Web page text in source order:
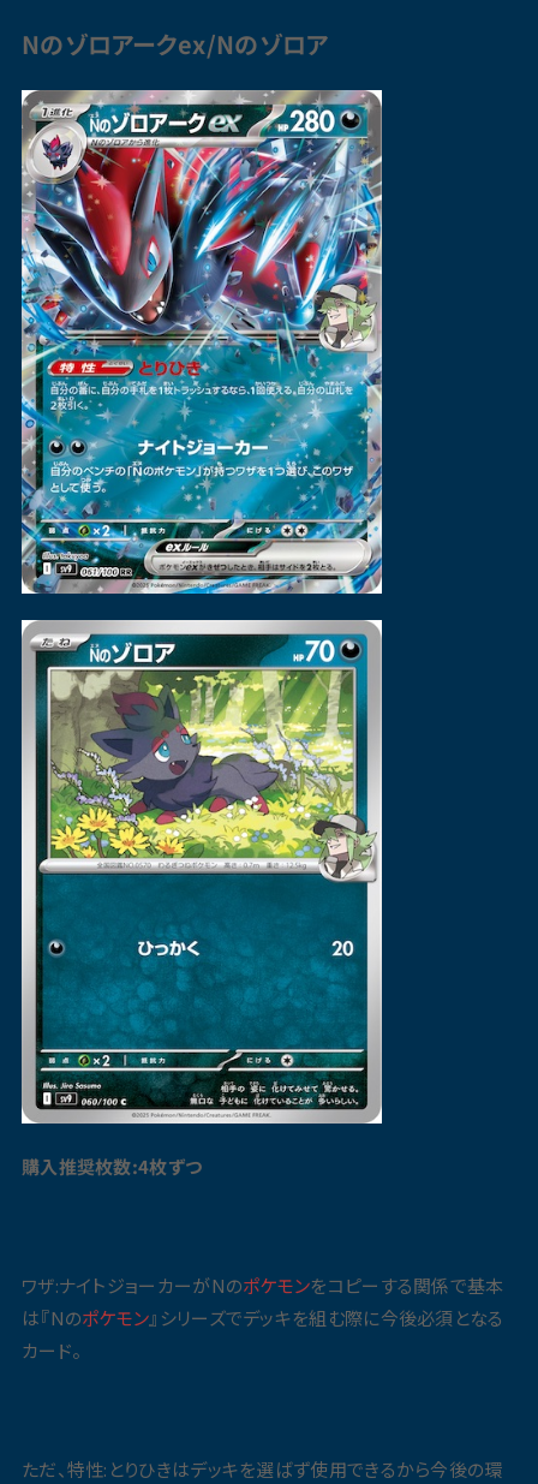
Nのゾロアークex/Nのゾロア
購入推奨枚数:4枚ずつ
ワザ:ナイトジョーカーがNのポケモンをコピーする関係で基本
は『Nのポケモン』シリーズでデッキを組む際に今後必須となる
カード。
ただ、特性:とりひきはデッキを選ばず使用できるから今後の環